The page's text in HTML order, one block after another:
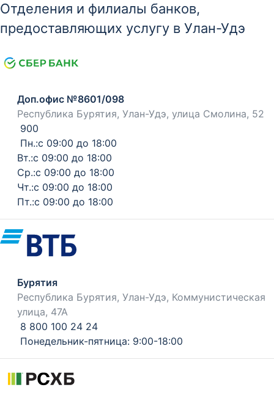
Отделения и филиалы банков,
предоставляющих услугу в Улан-Удэ
Доп.офис №8601/098
Республика Бурятия, Улан-Удэ, улица Смолина, 52
900
Пн.:с 09:00 до 18:00
Вт.:с 09:00 до 18:00
Ср.:с 09:00 до 18:00
Чт.:с 09:00 до 18:00
Пт.:с 09:00 до 18:00
Бурятия
Республика Бурятия, Улан-Удэ, Коммунистическая
улица, 47А
8 800 100 24 24
Понедельник-пятница: 9:00-18:00